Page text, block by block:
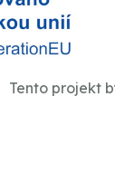
Tento projekt